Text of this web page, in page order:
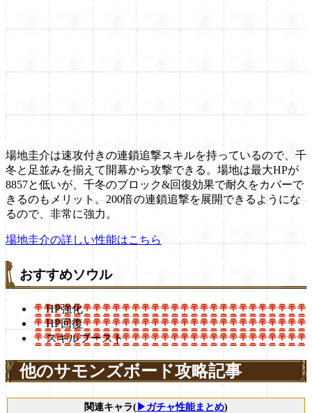
場地圭介は速攻付きの連鎖追撃スキルを持っているので、千
冬と足並みを揃えて開幕から攻撃できる。場地は最大HPが
8857と低いが、千冬のブロック&回復効果で耐久をカバーで
きるのもメリット。200倍の連鎖追撃を展開できるようにな
るので、非常に強力。
場地圭介の詳しい性能はこちら
おすすめソウル
HP強化
HP回復
スキルブースト
他のサモンズボード攻略記事
関連キャラ(▶ガチャ性能まとめ)